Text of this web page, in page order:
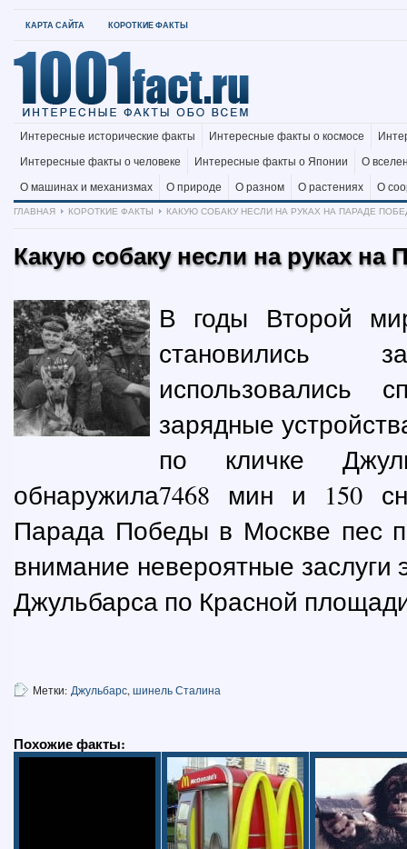
КАРТА САЙТА КОРОТКИЕ ФАКТЫ
Интересные исторические факты Интересные факты о космосе
Интересные факты о человеке
Интересные факты о Японии
О
О машинах и механизмах
О природе О разном О растениях
О
ГЛАВНАЯ
КОРОТКИЕ ФАКТЫ КАКУЮ СОБАКУ НЕСЛИ НА РУКАХ НА ПАРАДЕ
Какую собаку несли на руках на
В годы Второй
становились
использовались
зарядные
по кличке
обнаружила7468 мин и 150
Парада Победы в Москве пес
внимание невероятные заслуги
Джульбарса по Красной
Метки: Джульбарс, шинель Сталина
Похожие факты: